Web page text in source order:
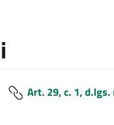
Art. 29, c. 1,